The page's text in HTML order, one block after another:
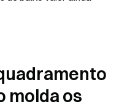
molda os